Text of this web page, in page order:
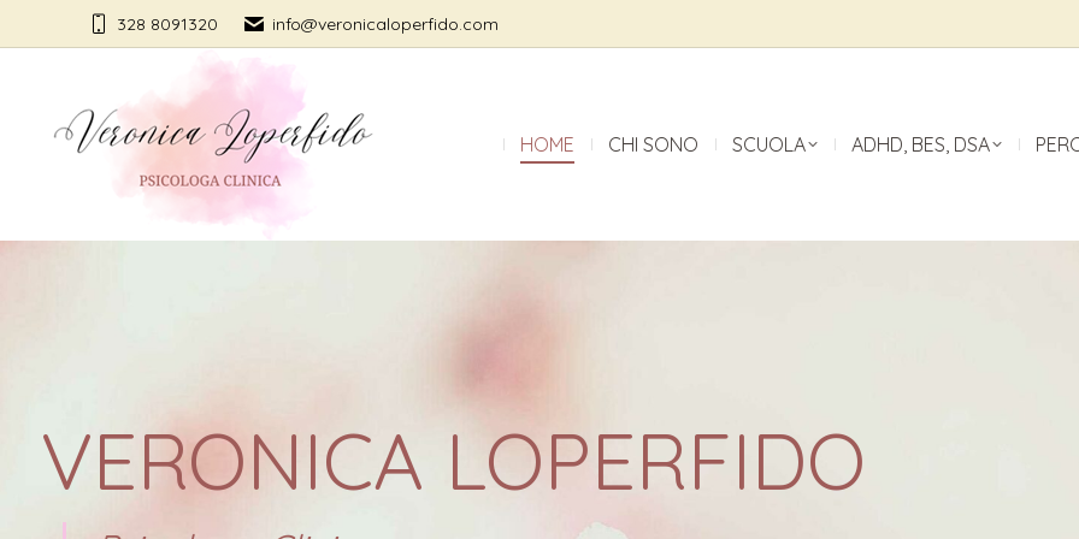
328 8091320 info@veronicaloperfido.com
HOME CHI SONO SCUOLA ADHD, BES, DSA
VERONICA LOPERFIDO